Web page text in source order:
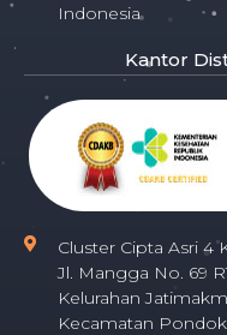
Indonesia
Kantor
Cluster Cipta Asri 4
Jl. Mangga No. 69
Kelurahan
Kecamatan